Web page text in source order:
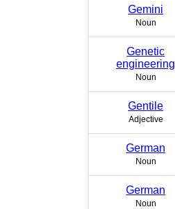
Gemini
Noun
Genetic
engineering
Noun
Gentile
Adjective
German
Noun
German
Noun